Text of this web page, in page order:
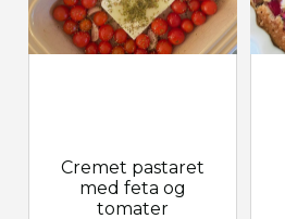
Cremet pastaret
med feta og
tomater